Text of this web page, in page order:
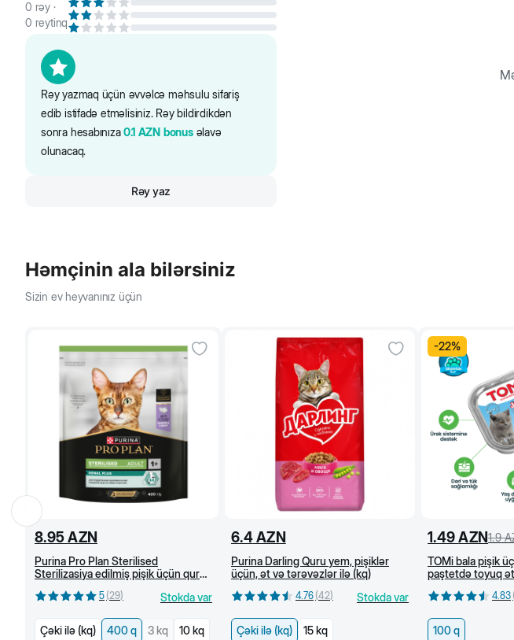
0 rəy ·
0 reytinq
Rəy yazmaq üçün əvvəlcə məhsulu sifariş
edib istifadə etməlisiniz. Rəy bildirdikdən
sonra hesabınıza0.1 AZN bonusəlavə
olunacaq.
Rəy yaz
Həmçinin ala bilərsiniz
Sizin ev heyvanınız üçün
8.95 AZN
Purina Pro Plan Sterilised
Sterilizasiya edilmiş pişik üçün quru
5 (29) Stokda var
Çəki ilə (kq) 400 q 3 kq 10 kq
6.4 AZN
Purina Darling Quru yem, pişiklər
üçün, ət və tərəvəzlər ilə (kq)
4.76 (42) Stokda var
Çəki ilə (kq) 15 kq
-22%
1.49 AZN1.9
TOMi bala pişik
paştetdə toyuq
4.83 (
100 q